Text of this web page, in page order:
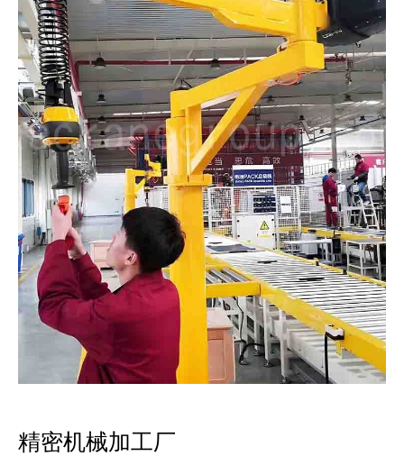
精密机械加工厂